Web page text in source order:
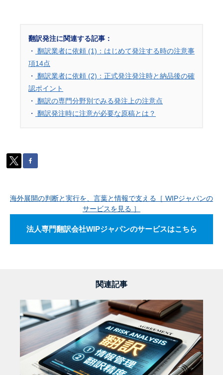
翻訳発注に関連する記事：
・ 翻訳業者に依頼 (1)：はじめて発注する時の注意事
項14点
・ 翻訳業者に依頼 (2)：正式発注発注時と納品後の確
認ポイント
・ 翻訳の専門分野別でみる発注上の注意点
・ 翻訳発注時に注意が必要な原稿とは？
海外展開の判断と実行を、言葉と情報で支える［ WIPジャパンの
サービスを見る ］
法人専門翻訳会社WIPジャパンのサービスはこちら
関連記事